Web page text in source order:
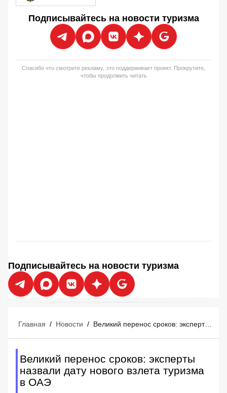
Подписывайтесь на новости туризма
Спасибо что смотрите рекламу, это поддерживает проект. Прокрутите,
чтобы продолжить читать
Подписывайтесь на новости туризма
Главная / Новости / Великий перенос сроков: эксперты назвали дату нового взлета туризма в ОАЭ
Великий перенос сроков: эксперты
назвали дату нового взлета туризма
в ОАЭ